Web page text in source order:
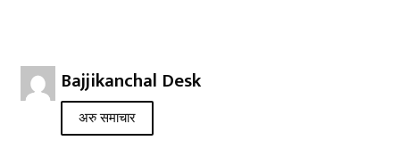
Bajjikanchal Desk
अरु समाचार